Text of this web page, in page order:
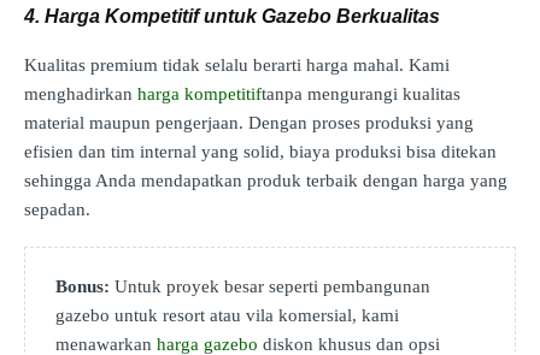
4. Harga Kompetitif untuk Gazebo Berkualitas
Kualitas premium tidak selalu berarti harga mahal. Kami
menghadirkan harga kompetitiftanpa mengurangi kualitas
material maupun pengerjaan. Dengan proses produksi yang
efisien dan tim internal yang solid, biaya produksi bisa ditekan
sehingga Anda mendapatkan produk terbaik dengan harga yang
sepadan.
Bonus: Untuk proyek besar seperti pembangunan
gazebo untuk resort atau vila komersial, kami
menawarkan harga gazebo diskon khusus dan opsi